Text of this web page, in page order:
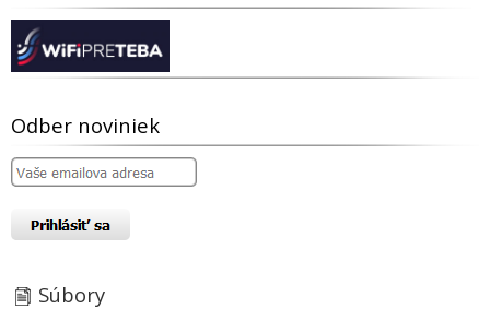
Odber noviniek
Súbory